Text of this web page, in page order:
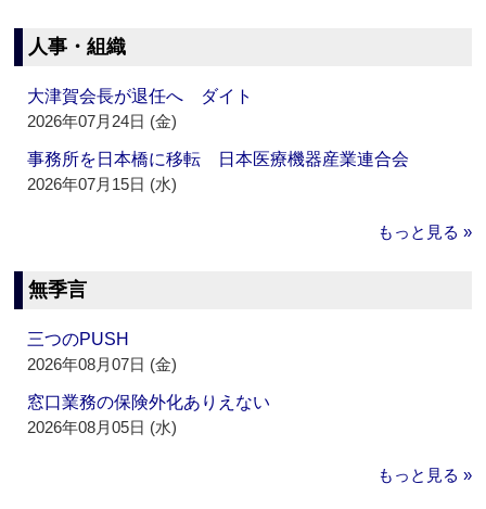
人事・組織
大津賀会長が退任へ ダイト
2026年07月24日 (金)
事務所を日本橋に移転 日本医療機器産業連合会
2026年07月15日 (水)
もっと見る »
無季言
三つのPUSH
2026年08月07日 (金)
窓口業務の保険外化ありえない
2026年08月05日 (水)
もっと見る »